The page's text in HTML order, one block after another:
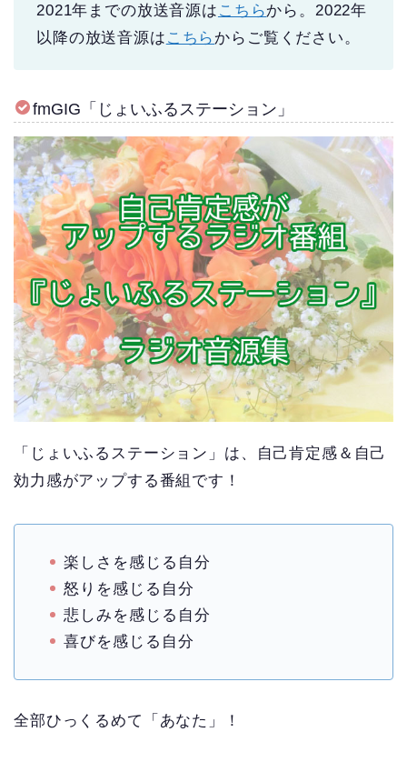
2021年までの放送音源は こちらから。2022年
以降の放送音源は こちら からご覧ください。
fmGIG「じょいふるステーション」
「じょいふるステーション」は、自己肯定感＆自己
効力感がアップする番組です！
楽しさを感じる自分
怒りを感じる自分
悲しみを感じる自分
喜びを感じる自分
全部ひっくるめて「あなた」！